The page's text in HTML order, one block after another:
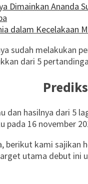
Dimainkan Ananda
dalam Kecelakaan
sudah melakukan
dari 5
hasilnya dari 5
pada 16 november
berikut kami
utama debut ini